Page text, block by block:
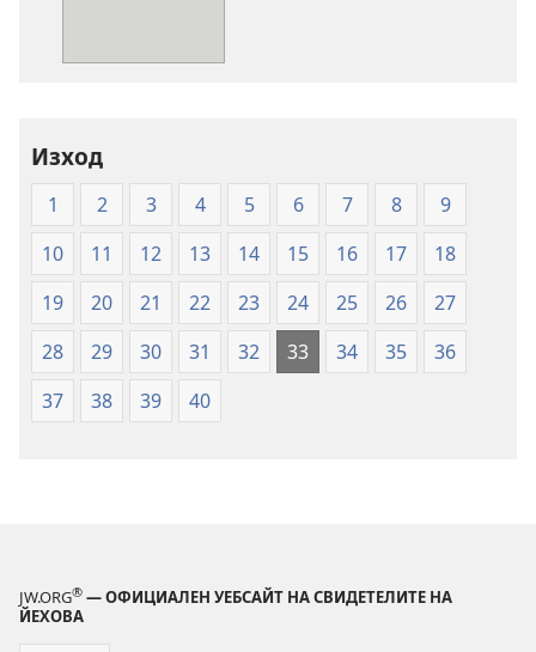
Свещеното
писание
(2009
г.)
Изход
1 2 3 4 5 6 7 8
9
10
11 12 13 14 15 16 17
18
19
20 21 22 23 24 25 26
27
28
29 30 31 32 33 34 35
36
37
38 39 40
JW.ORG® — ОФИЦИАЛЕН УЕБСАЙТ НА СВИДЕТЕЛИТЕ НА
ЙЕХОВА